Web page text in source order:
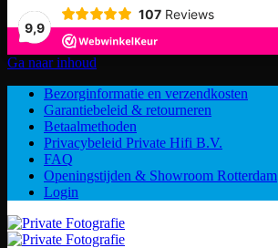
9,9
107 Reviews
Ga naar inhoud
Bezorginformatie en verzendkosten
Garantiebeleid & retourneren
Betaalmethoden
Privacybeleid Private Hifi B.V.
FAQ
Openingstijden & Showroom Rotterdam
Login